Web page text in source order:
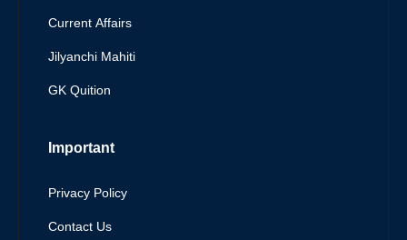
Current Affairs
Jilyanchi Mahiti
GK Quition
Important
Privacy Policy
Contact Us